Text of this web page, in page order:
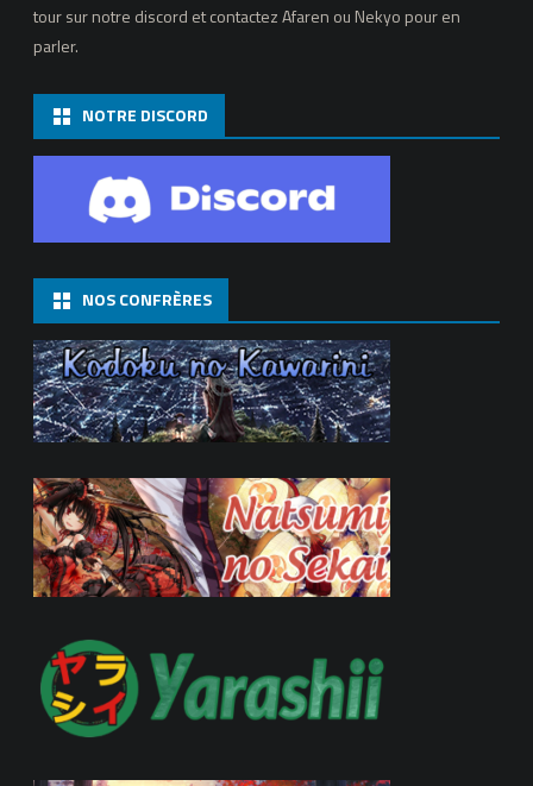
la
tour sur notre discord et contactez Afaren ou Nekyo pour en
parler.
NOTRE DISCORD
NOS CONFRÈRES